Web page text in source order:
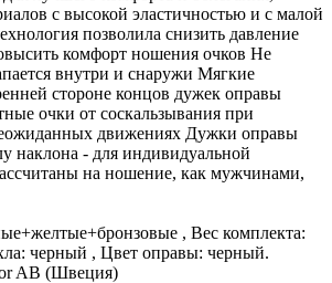
с высокой эластичностью и с малой
позволила снизить давление
комфорт ношения очков Не
внутри и снаружи Мягкие
стороне концов дужек оправы
очки от соскальзывания при
движениях Дужки оправы
наклона - для индивидуальной
на ношение, как мужчинами,
, Вес комплекта:
черный , Цвет оправы: черный.
AB (Швеция)